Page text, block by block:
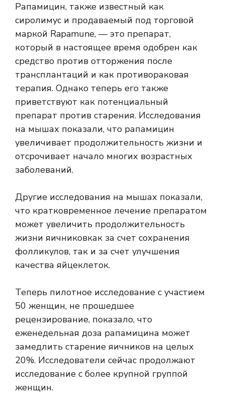
Рапамицин, также известный как
сиролимус и продаваемый под торговой
маркой Rapamune, — это препарат,
который в настоящее время одобрен как
средство против отторжения после
трансплантаций и как противораковая
терапия. Однако теперь его также
приветствуют как потенциальный
препарат против старения. Исследования
на мышах показали, что рапамицин
увеличивает продолжительность жизни и
отсрочивает начало многих возрастных
заболеваний.
Другие исследования на мышах показали,
что кратковременное лечение препаратом
может увеличить продолжительность
жизни яичниковкак за счет сохранения
фолликулов, так и за счет улучшения
качества яйцеклеток.
Теперь пилотное исследование с участием
50 женщин, не прошедшее
рецензирование, показало, что
еженедельная доза рапамицина может
замедлить старение яичников на целых
20%. Исследователи сейчас продолжают
исследование с более крупной группой
женщин.